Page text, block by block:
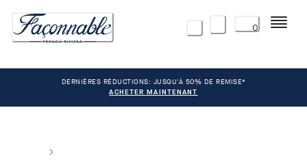
0 Menu
DERNIÈRES RÉDUCTIONS: JUSQU'À 50% DE REMISE*
ACHETER MAINTENANT